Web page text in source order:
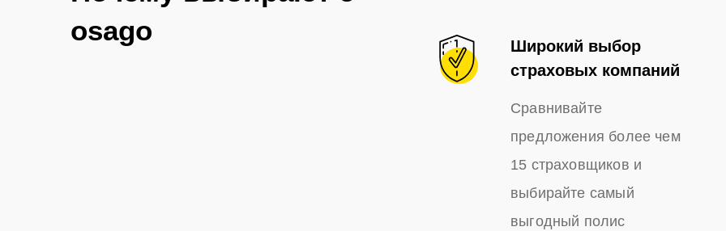
osago
Широкий выбор
страховых компаний
Сравнивайте
предложения более чем
15 страховщиков и
выбирайте самый
выгодный полис